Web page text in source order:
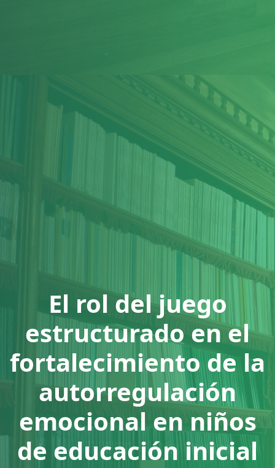
El rol del juego
estructurado en el
fortalecimiento de la
autorregulación
emocional en niños
de educación inicial